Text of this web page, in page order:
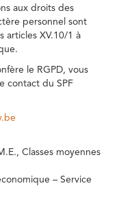
aux droits des
personnel sont
articles XV.10/1 à
le RGPD, vous
contact du SPF
Classes moyennes
– Service